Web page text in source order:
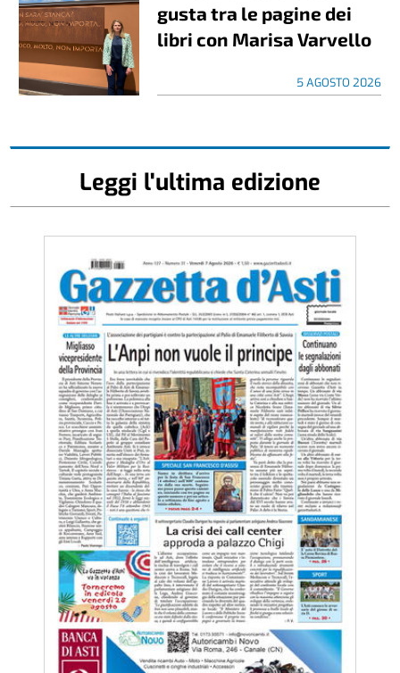
gusta tra le pagine dei
libri con Marisa Varvello
5 AGOSTO 2026
Leggi l'ultima edizione